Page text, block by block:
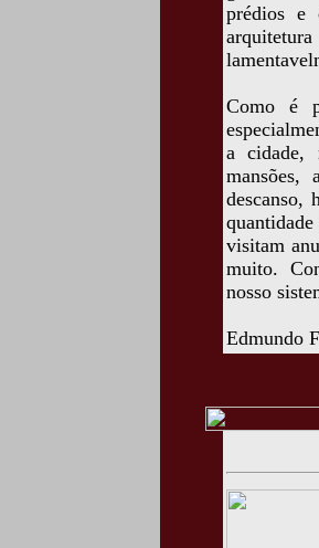
prédios e
Como é
a cidade,
mansões,
descanso,
visitam
muito.
nosso
Edmundo